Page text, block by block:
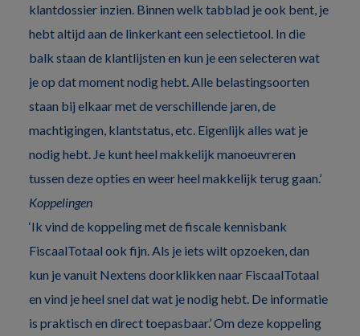
klantdossier inzien. Binnen welk tabblad je ook bent, je
hebt altijd aan de linkerkant een selectietool. In die
balk staan de klantlijsten en kun je een selecteren wat
je op dat moment nodig hebt. Alle belastingsoorten
staan bij elkaar met de verschillende jaren, de
machtigingen, klantstatus, etc. Eigenlijk alles wat je
nodig hebt. Je kunt heel makkelijk manoeuvreren
tussen deze opties en weer heel makkelijk terug gaan.’
Koppelingen
‘Ik vind de koppeling met de fiscale kennisbank
FiscaalTotaal ook fijn. Als je iets wilt opzoeken, dan
kun je vanuit Nextens doorklikken naar FiscaalTotaal
en vind je heel snel dat wat je nodig hebt. De informatie
is praktisch en direct toepasbaar.’ Om deze koppeling